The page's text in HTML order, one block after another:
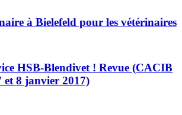
à Bielefeld pour les vétérinaires
HSB-Blendivet ! Revue (CACIB
et 8 janvier 2017)